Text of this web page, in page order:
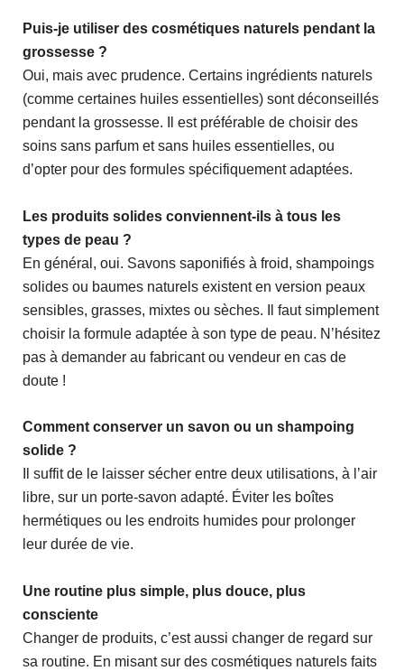
Puis-je utiliser des cosmétiques naturels pendant la
grossesse ?
Oui, mais avec prudence. Certains ingrédients naturels
(comme certaines huiles essentielles) sont déconseillés
pendant la grossesse. Il est préférable de choisir des
soins sans parfum et sans huiles essentielles, ou
d’opter pour des formules spécifiquement adaptées.
Les produits solides conviennent-ils à tous les
types de peau ?
En général, oui. Savons saponifiés à froid, shampoings
solides ou baumes naturels existent en version peaux
sensibles, grasses, mixtes ou sèches. Il faut simplement
choisir la formule adaptée à son type de peau. N’hésitez
pas à demander au fabricant ou vendeur en cas de
doute !
Comment conserver un savon ou un shampoing
solide ?
Il suffit de le laisser sécher entre deux utilisations, à l’air
libre, sur un porte-savon adapté. Éviter les boîtes
hermétiques ou les endroits humides pour prolonger
leur durée de vie.
Une routine plus simple, plus douce, plus
consciente
Changer de produits, c’est aussi changer de regard sur
sa routine. En misant sur des cosmétiques naturels faits